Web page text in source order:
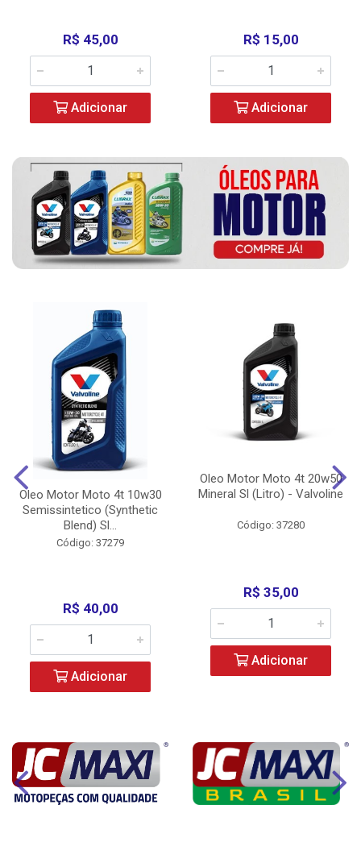
R$ 45,00
Adicionar
R$ 15,00
Adicionar
Oleo Motor Moto 4t 10w30
Semissintetico (Synthetic
Blend) Sl...
Código: 37279
R$ 40,00
Adicionar
Oleo Motor Moto 4t 20w50
Mineral Sl (Litro) - Valvoline
Código: 37280
R$ 35,00
Adicionar